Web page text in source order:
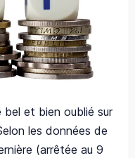
bel et bien oublié sur
les données de
(arrêtée au 9